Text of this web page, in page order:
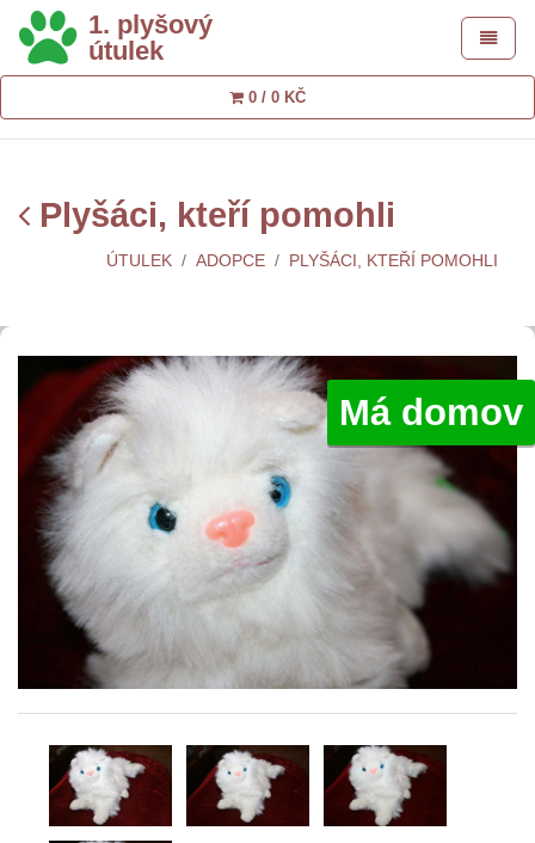
1. plyšový
útulek
Toggle
0 / 0 KČ
Plyšáci, kteří pomohli
ÚTULEK ADOPCE PLYŠÁCI, KTEŘÍ POMOHLI
Má domov